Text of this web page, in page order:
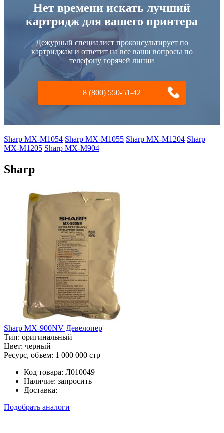
Нет времени искать лучший
картридж для вашего принтера
Дежурный специалист проконсультирует по
картриджам и ответит на все ваши вопросы по
телефону горячей линии
8 (800) 550-51-42
Sharp MX-M1054 Sharp MX-M1055 Sharp MX-M1204 Sharp
MX-M1205 Sharp MX-M904
Sharp
Sharp MX-900NV Девелопер
Тип: оригинальный
Цвет: черный
Ресурс, объем: 1 000 000 стр
Код товара: Л010049
Наличие: запросить
Доставка:
Подобрать аналоги